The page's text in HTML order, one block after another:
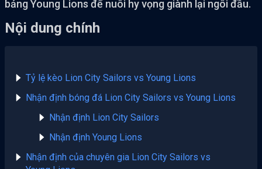
bảng Young Lions để nuôi hy vọng giành lại ngôi đầu.
Nội dung chính
Tỷ lệ kèo Lion City Sailors vs Young Lions
Nhận định bóng đá Lion City Sailors vs Young Lions
Nhận định Lion City Sailors
Nhận định Young Lions
Nhận định của chuyên gia Lion City Sailors vs